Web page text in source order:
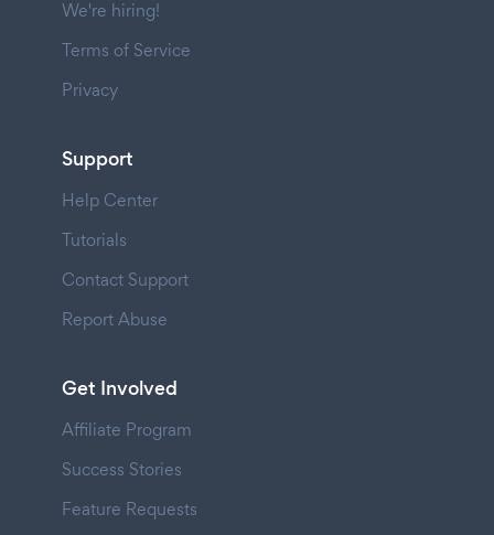
We're hiring!
Terms of Service
Privacy
Support
Help Center
Tutorials
Contact Support
Report Abuse
Get Involved
Affiliate Program
Success Stories
Feature Requests